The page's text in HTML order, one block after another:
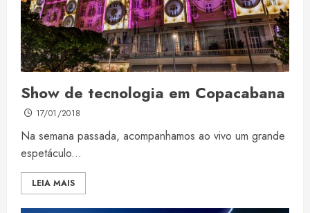
Show de tecnologia em Copacabana
17/01/2018
Na semana passada, acompanhamos ao vivo um grande
espetáculo...
LEIA MAIS